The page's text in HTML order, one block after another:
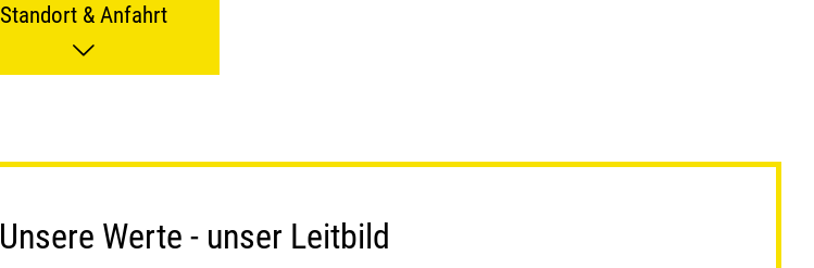
Standort & Anfahrt
Unsere Werte - unser Leitbild